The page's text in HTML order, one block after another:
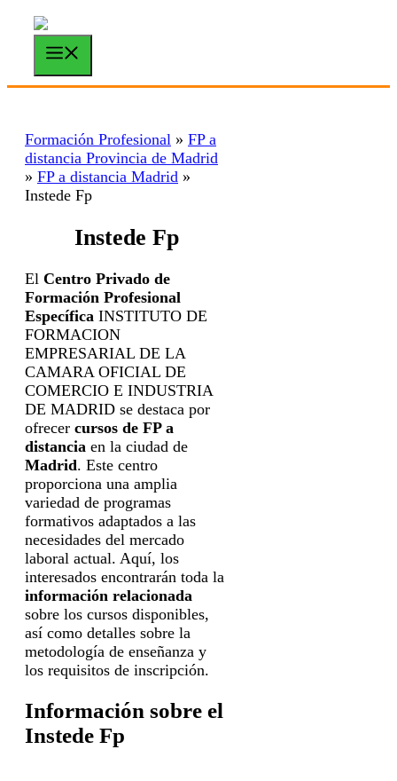
Saltar
contenido
Formación Profesional » FP a
distancia Provincia de Madrid
» FP a distancia Madrid »
Instede Fp
Instede Fp
El Centro Privado de
Formación Profesional
Específica INSTITUTO DE
FORMACION
EMPRESARIAL DE LA
CAMARA OFICIAL DE
COMERCIO E INDUSTRIA
DE MADRID se destaca por
ofrecer cursos de FP a
distancia en la ciudad de
Madrid. Este centro
proporciona una amplia
variedad de programas
formativos adaptados a las
necesidades del mercado
laboral actual. Aquí, los
interesados encontrarán toda la
información relacionada
sobre los cursos disponibles,
así como detalles sobre la
metodología de enseñanza y
los requisitos de inscripción.
Información sobre el
Instede Fp